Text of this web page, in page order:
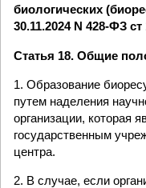
биологических
30.11.2024 N 428-ФЗ ст
Статья 18. Общие
1. Образование
путем наделения
организации, которая
государственным
центра.
2. В случае, если